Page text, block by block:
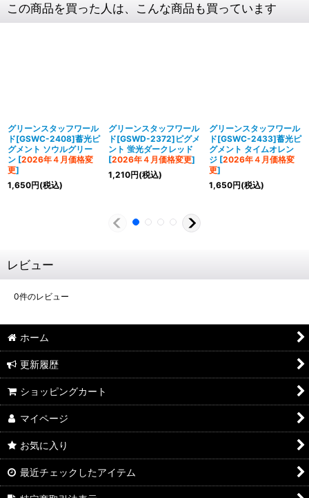
この商品を買った人は、こんな商品も買っています
グリーンスタッフワール
ド[GSWC-2408]蓄光ピ
グメント ソウルグリー
ン [2026年４月価格変
更]
1,650円(税込)
グリーンスタッフワール
ド[GSWD-2372]ピグメ
ント 蛍光ダークレッド
[2026年４月価格変更]
1,210円(税込)
グリーンスタッフワール
ド[GSWC-2433]蓄光ピ
グメント タイムオレン
ジ [2026年４月価格変
更]
1,650円(税込)
レビュー
0件のレビュー
ホーム
更新履歴
ショッピングカート
マイページ
お気に入り
最近チェックしたアイテム